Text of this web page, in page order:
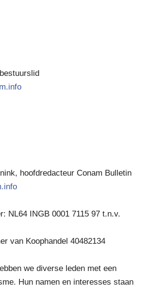
hoofdredacteur Conam Bulletin
NL64 INGB 0001 7115 97 t.n.v.
van Koophandel 40482134
we diverse leden met een
Hun namen en interesses staan